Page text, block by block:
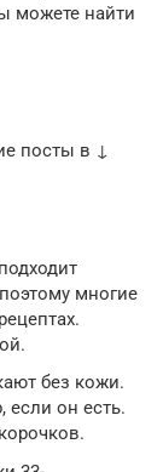
можете найти
посты в ↓
многие
без кожи.
он есть.